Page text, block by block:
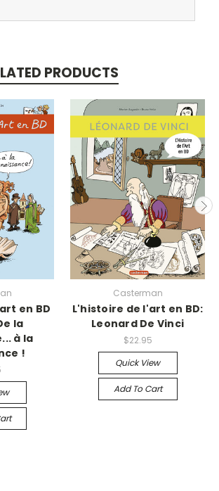
PRODUCTS
en BD
la
à la
!
Casterman
L'histoire de l'art en BD:
Leonard De Vinci
$22.95
Quick View
Add To Cart